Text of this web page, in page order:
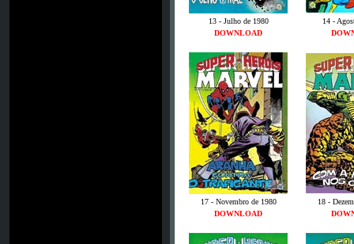
13 - Julho de 1980
14 -
DOWNLOAD
17 - Novembro de 1980
18 -
DOWNLOAD